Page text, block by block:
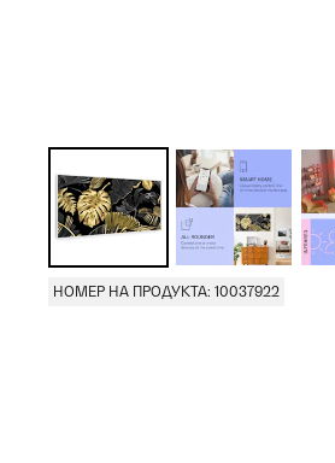
НОМЕР НА ПРОДУКТА: 10037922